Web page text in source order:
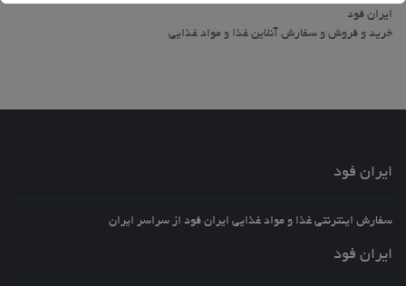
ایران فود
خرید و فروش و سفارش آنلاین غذا و مواد غذایی
ایران فود
سفارش اینترنتی غذا و مواد غذایی ایران فود از سراسر ایران
ایران فود